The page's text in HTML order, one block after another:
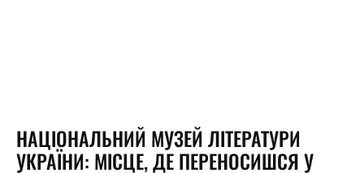
НАЦІОНАЛЬНИЙ МУЗЕЙ ЛІТЕРАТУРИ
УКРАЇНИ: МІСЦЕ, ДЕ ПЕРЕНОСИШСЯ У